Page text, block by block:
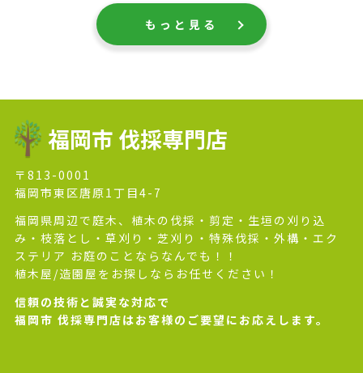
もっと見る
福岡市 伐採専門店
〒813-0001
福岡市東区唐原1丁目4-7
福岡県周辺で庭木、植木の伐採・剪定・生垣の刈り込
み・枝落とし・草刈り・芝刈り・特殊伐採・外構・エク
ステリア お庭のことならなんでも！！
植木屋/造園屋をお探しならお任せください！
信頼の技術と誠実な対応で
福岡市 伐採専門店はお客様のご要望にお応えします。